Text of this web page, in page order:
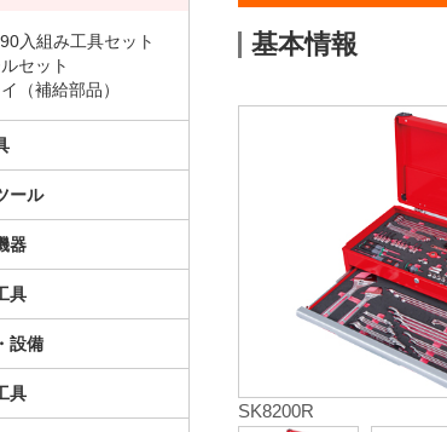
基本情報
SK8200R
入組み工具セット
セット
イ（補給部品）
ール
器
具
設備
具